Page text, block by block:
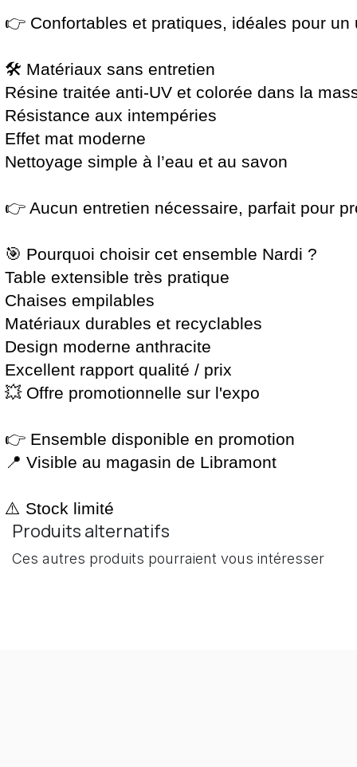
👉 Confortables et pratiques, idéales pour un
🛠️ Matériaux sans entretien
Résine traitée anti-UV et colorée dans la
Résistance aux intempéries
Effet mat moderne
Nettoyage simple à l’eau et au savon
👉 Aucun entretien nécessaire, parfait pour
🎯 Pourquoi choisir cet ensemble Nardi ?
Table extensible très pratique
Chaises empilables
Matériaux durables et recyclables
Design moderne anthracite
Excellent rapport qualité / prix
💥 Offre promotionnelle sur l'expo
👉 Ensemble disponible en promotion
📍 Visible au magasin de Libramont
⚠️ Stock limité
Produits alternatifs
Ces autres produits pourraient vous intéresser